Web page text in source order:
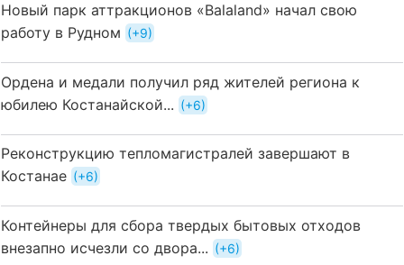
Новый парк аттракционов «Balaland» начал свою
работу в Рудном
+9
Ордена и медали получил ряд жителей региона к
юбилею Костанайской...
+6
Реконструкцию тепломагистралей завершают в
Костанае
+6
Контейнеры для сбора твердых бытовых отходов
внезапно исчезли со двора...
+6